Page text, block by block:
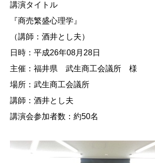
講演タイトル
『商売繁盛心理学』
（講師：酒井とし夫）
日時：平成26年08月28日
主催：福井県 武生商工会議所 様
場所：武生商工会議所
講師：酒井とし夫
講演会参加者数：約50名